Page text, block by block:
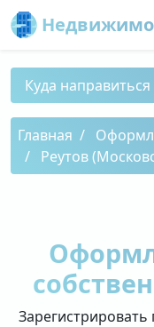
Куда
Главная
Реутов